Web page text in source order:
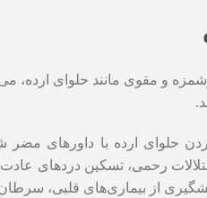
و مقوی مانند حلوای ارده،
حلوای ارده با داورهای
رحمی، تسکین دردهای
از بیماری‌های قلبی،